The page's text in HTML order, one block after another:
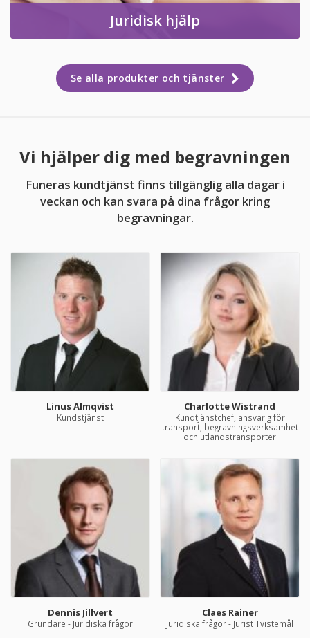
Juridisk hjälp
Se alla produkter och tjänster
Vi hjälper dig med begravningen
Funeras kundtjänst finns tillgänglig alla dagar i
veckan och kan svara på dina frågor kring
begravningar.
Linus Almqvist
Kundstjänst
Charlotte Wistrand
Kundtjänstchef, ansvarig för
transport, begravningsverksamhet
och utlandstransporter
Dennis Jillvert
Grundare - Juridiska frågor
Claes Rainer
Juridiska frågor - Jurist Tvistemål